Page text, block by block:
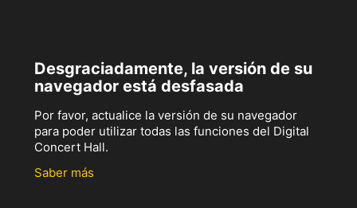
Desgraciadamente, la versión de su
navegador está desfasada
Por favor, actualice la versión de su navegador
para poder utilizar todas las funciones del Digital
Concert Hall.
Saber más